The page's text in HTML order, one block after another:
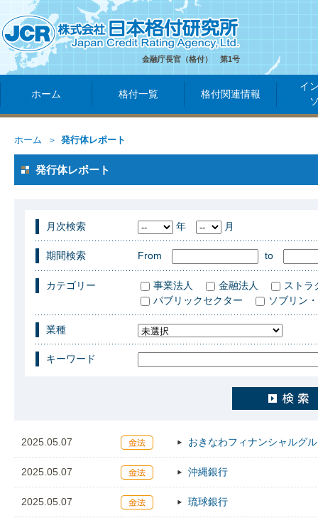
金融庁長官（格付） 第1号
ホーム 格付一覧 格付関連情報
イ
ホーム 発行体レポート
発行体レポート
月次検索 年 月
期間検索 From to
カテゴリー 事業法人 金融法人
ストラ
パブリックセクター
ソブリン
業種
キーワード
2025.05.07 おきなわフィナンシャルグ
2025.05.07 沖縄銀行
2025.05.07 琉球銀行